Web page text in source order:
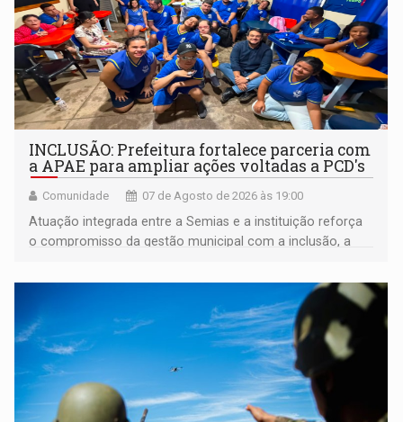
INCLUSÃO: Prefeitura fortalece parceria com
a APAE para ampliar ações voltadas a PCD's
Comunidade 07 de Agosto de 2026 às 19:00
Atuação integrada entre a Semias e a instituição reforça
o compromisso da gestão municipal com a inclusão, a